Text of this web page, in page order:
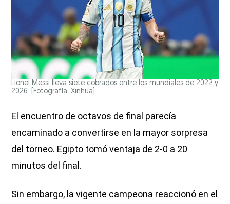
Lionel Messi lleva siete cobrados entre los mundiales de 2022 y
2026. [Fotografía. Xinhua]
El encuentro de octavos de final parecía
encaminado a convertirse en la mayor sorpresa
del torneo. Egipto tomó ventaja de 2-0 a 20
minutos del final.
Sin embargo, la vigente campeona reaccionó en el